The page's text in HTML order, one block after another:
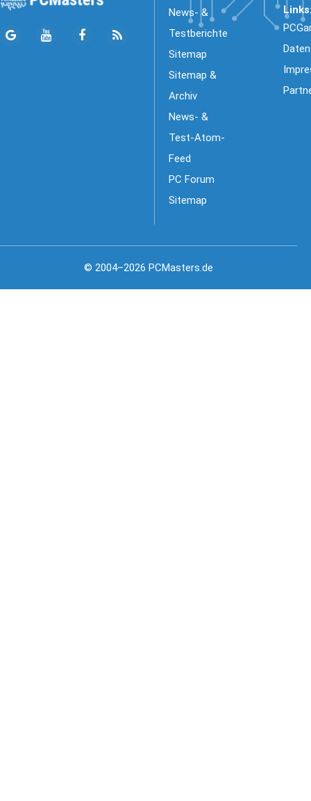
News- &
Testberichte
Sitemap
Sitemap &
Archiv
News- &
Test-Atom-
Feed
PC Forum
Sitemap
© 2004–2026 PCMasters.de